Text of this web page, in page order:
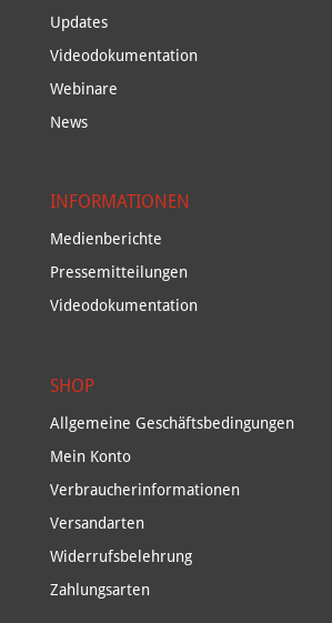
Updates
Videodokumentation
Webinare
News
INFORMATIONEN
Medienberichte
Pressemitteilungen
Videodokumentation
SHOP
Allgemeine Geschäftsbedingungen
Mein Konto
Verbraucherinformationen
Versandarten
Widerrufsbelehrung
Zahlungsarten